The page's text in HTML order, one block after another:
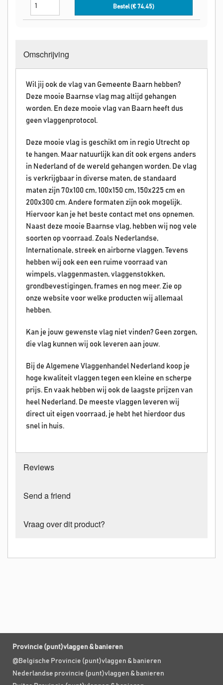
Bestel (€74,45)
Omschrijving
Wil jij ook de vlag van Gemeente Baarn hebben?
Deze mooie Baarnse vlag mag altijd gehangen
worden. En deze mooie vlag van Baarn heeft dus
geen vlaggenprotocol.
Deze mooie vlag is geschikt om in regio Utrecht op
te hangen. Maar natuurlijk kan dit ook ergens anders
in Nederland of de wereld gehangen worden. De vlag
is verkrijgbaar in diverse maten, de standaard
maten zijn 70x100 cm, 100x150 cm, 150x225 cm en
200x300 cm. Andere formaten zijn ook mogelijk.
Hiervoor kan je het beste contact met ons opnemen.
Naast deze mooie Baarnse vlag, hebben wij nog vele
soorten op voorraad. Zoals Nederlandse,
Internationale, streek en airborne vlaggen. Tevens
hebben wij ook een een ruime voorraad van
wimpels, vlaggenmasten, vlaggenstokken,
grondbevestigingen, frames en nog meer. Zie op
onze website voor welke producten wij allemaal
hebben.
Kan je jouw gewenste vlag niet vinden? Geen zorgen,
die vlag kunnen wij ook leveren aan jouw.
Bij de Algemene Vlaggenhandel Nederland koop je
hoge kwaliteit vlaggen tegen een kleine en scherpe
prijs. En vaak hebben wij ook de laagste prijzen van
heel Nederland. De meeste vlaggen leveren wij
direct uit eigen voorraad, je hebt het hierdoor dus
snel in huis.
Reviews
Send a friend
Vraag over dit product?
Provincie (punt)vlaggen & banieren
@Belgische Provincie (punt)vlaggen & banieren
Nederlandse provincie (punt)vlaggen & banieren